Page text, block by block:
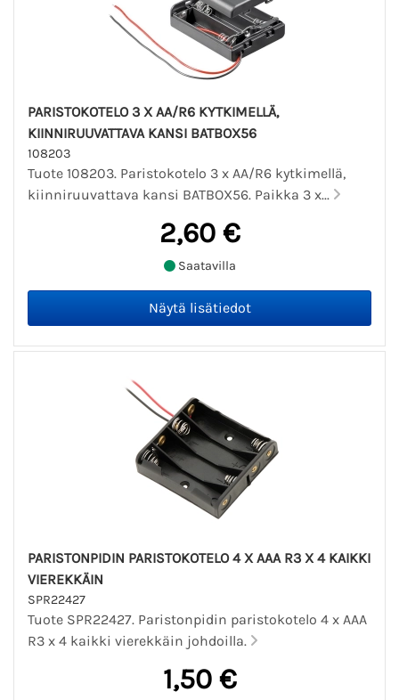
PARISTOKOTELO 3 X AA/R6 KYTKIMELLÄ,
KIINNIRUUVATTAVA KANSI BATBOX56
108203
Tuote 108203. Paristokotelo 3 x AA/R6 kytkimellä,
kiinniruuvattava kansi BATBOX56. Paikka 3 x...
2,60 €
Saatavilla
PARISTONPIDIN PARISTOKOTELO 4 X AAA R3 X 4 KAIKKI
VIEREKKÄIN
SPR22427
Tuote SPR22427. Paristonpidin paristokotelo 4 x AAA
R3 x 4 kaikki vierekkäin johdoilla.
1,50 €